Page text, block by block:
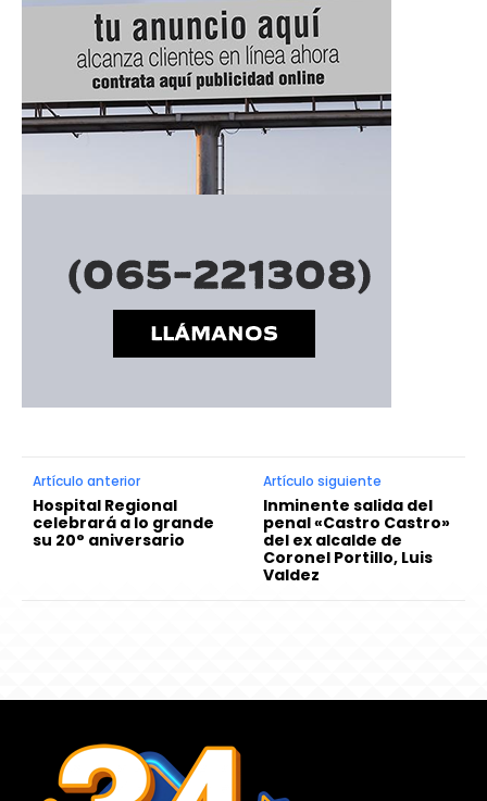
Artículo anterior
Hospital Regional
celebrará a lo grande
su 20° aniversario
Artículo siguiente
Inminente salida del
penal «Castro Castro»
del ex alcalde de
Coronel Portillo, Luis
Valdez